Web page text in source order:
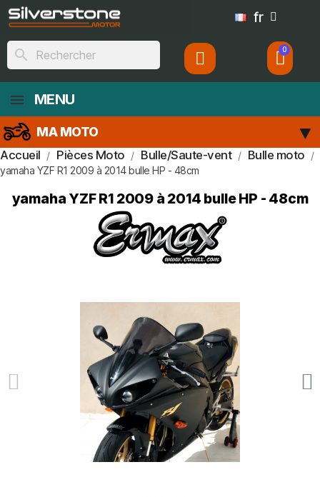
fr
search
MENU
MA MOTO
Accueil Pièces Moto Bulle/Saute-vent Bulle moto
yamaha YZF R1 2009 à 2014 bulle HP - 48cm
yamaha YZF R1 2009 à 2014 bulle HP - 48cm